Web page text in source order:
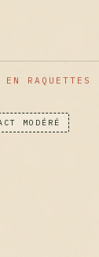
RAQUETTES
MODÉRÉ